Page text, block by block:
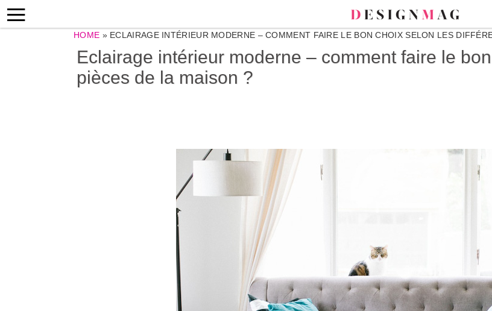
HOME » ECLAIRAGE INTÉRIEUR MODERNE – COMMENT FAIRE LE BON CHOIX SELON LES
Eclairage intérieur moderne – comment faire le
pièces de la maison ?